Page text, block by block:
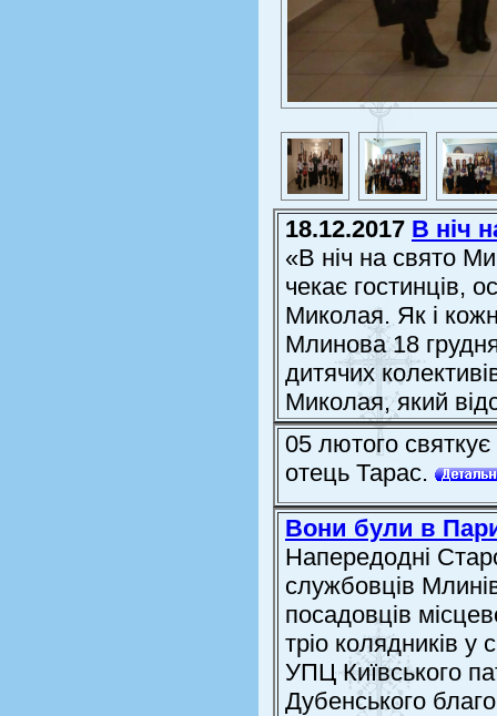
18.12.2017 В ніч
«В ніч на свято
чекає гостинців,
Миколая. Як і
Млинова 18
дитячих
Миколая, який
05 лютого
отець Тарас.
Вони були в
Напередодні
службовців
посадовців
тріо колядників у
УПЦ Київського
Дубенського